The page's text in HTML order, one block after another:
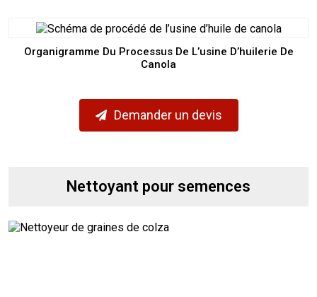
Organigramme Du Processus De L’usine D’huilerie De
Canola
Demander un devis
Nettoyant pour semences